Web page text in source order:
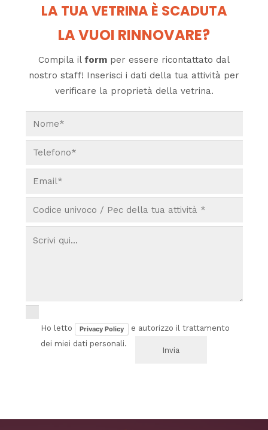
LA TUA VETRINA È SCADUTA
LA VUOI RINNOVARE?
Compila il form per essere ricontattato dal
nostro staff! Inserisci i dati della tua attività per
verificare la proprietà della vetrina.
Ho letto Privacy Policy
e autorizzo il trattamento
dei miei dati personali.